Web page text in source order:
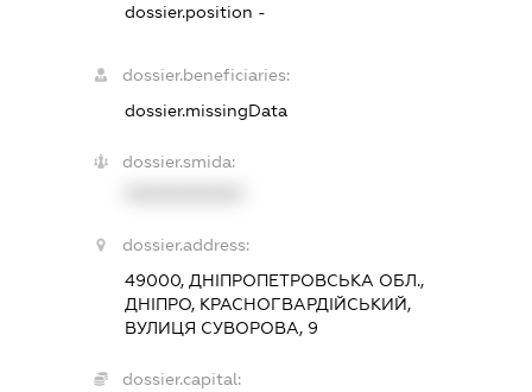
dossier.position -
dossier.beneficiaries:
dossier.missingData
dossier.smida:
dossier.address:
49000, ДНІПРОПЕТРОВСЬКА ОБЛ.,
ДНІПРО, КРАСНОГВАРДІЙСЬКИЙ,
ВУЛИЦЯ СУВОРОВА, 9
dossier.capital: